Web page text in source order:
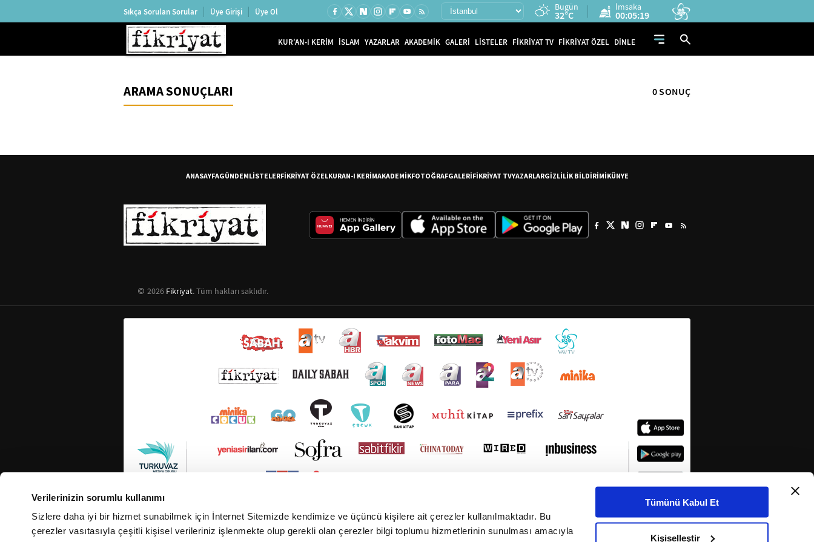
Verilerinizin sorumlu kullanımı
Sizlere daha iyi bir hizmet sunabilmek için İnternet Sitemizde kendimize ve üçüncü kişilere ait çerezler kullanılmaktadır. Bu
çerezler vasıtasıyla çeşitli kişisel verileriniz işlenmekte olup gerekli olan çerezler bilgi toplumu hizmetlerinin sunulması amacıyla
Tümünü Kabul Et
Kişiselleştir
Sıkça Sorulan Sorular Üye Girişi Üye Ol Bugün
32°C
İmsaka
00:05:18
KUR'AN-I KERİM İSLAM YAZARLAR AKADEMİK GALERİ LİSTELER FİKRİYAT TV FİKRİYAT ÖZEL DİNLE
ARAMA SONUÇLARI 0 SONUÇ
ANASAYFAGÜNDEMLİSTELERFİKRİYAT ÖZELKURAN-I KERİMAKADEMİKFOTOĞRAFGALERİFİKRİYAT TVYAZARLARGİZLİLİK BİLDİRİMİKÜNYE
2026 Fikriyat. Tüm hakları saklıdır.